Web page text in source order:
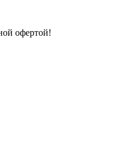
офертой!